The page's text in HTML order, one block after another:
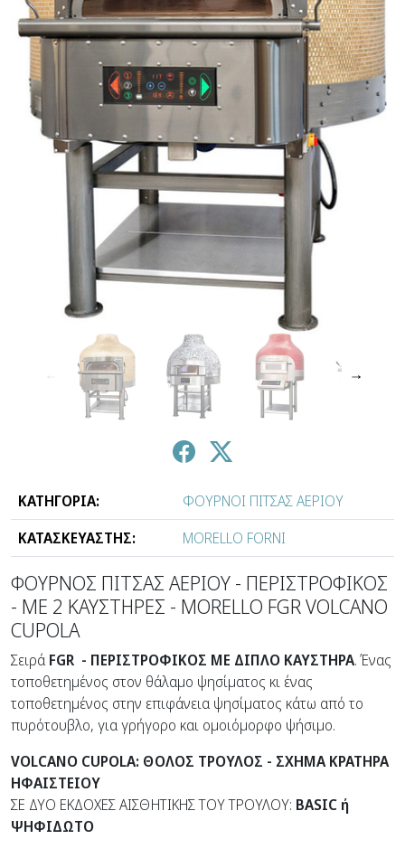
↑ ↓
ΚΑΤΗΓΟΡΙΑ:
ΦΟΥΡΝΟΙ ΠΙΤΣΑΣ ΑΕΡΙΟΥ
ΚΑΤΑΣΚΕΥΑΣΤΗΣ:
MORELLO FORNI
ΦΟΥΡΝΟΣ ΠΙΤΣΑΣ ΑΕΡΙΟΥ - ΠΕΡΙΣΤΡΟΦΙΚΟΣ
- ΜΕ 2 ΚΑΥΣΤΗΡΕΣ - MORELLO FGR VOLCANO
CUPOLA
Σειρά FGR - ΠΕΡΙΣΤΡΟΦΙΚΟΣ ΜΕ ΔΙΠΛΟ ΚΑΥΣΤΗΡΑ. Ένας
τοποθετημένος στον θάλαμο ψησίματος κι ένας
τοποθετημένος στην επιφάνεια ψησίματος κάτω από το
πυρότουβλο, για γρήγορο και ομοιόμορφο ψήσιμο.
VOLCANO CUPOLA: ΘΟΛΟΣ ΤΡΟΥΛΟΣ - ΣΧΗΜΑ ΚΡΑΤΗΡΑ
ΗΦΑΙΣΤΕΙΟΥ
ΣΕ ΔΥΟ ΕΚΔΟΧΕΣ ΑΙΣΘΗΤΙΚΗΣ ΤΟΥ ΤΡΟΥΛΟΥ: BASIC ή
ΨΗΦΙΔΩΤΟ